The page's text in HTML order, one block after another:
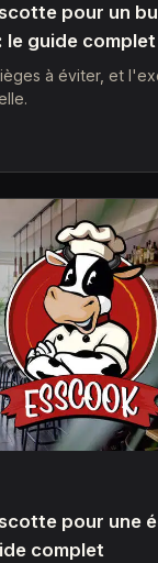
pour un
le guide complet
à éviter, et
pour une
complet